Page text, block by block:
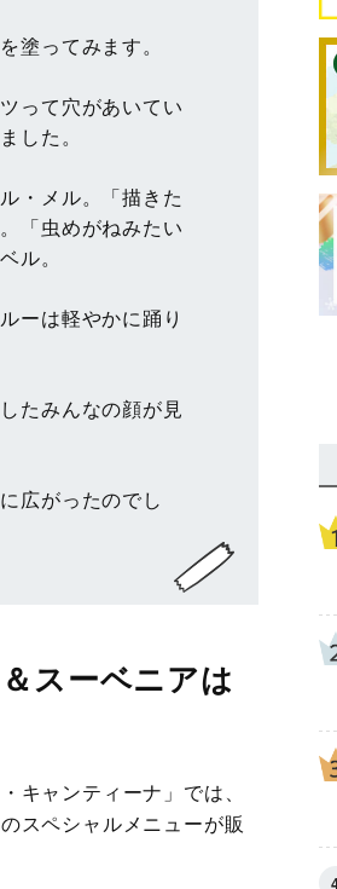
塗ってみます。
って穴があいてい
した。
・メル。「描きた
「虫めがねみたい
ル。
ーは軽やかに踊り
たみんなの顔が見
広がったのでし
スーベニアは
キャンティーナ」では、
スペシャルメニューが販